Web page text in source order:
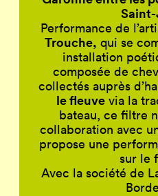
Performance de
Trouche, qui se
installation
composée de
collectés auprès
le fleuve via la
bateau, ce filtre
collaboration avec
propose une
sur le
Avec la société de